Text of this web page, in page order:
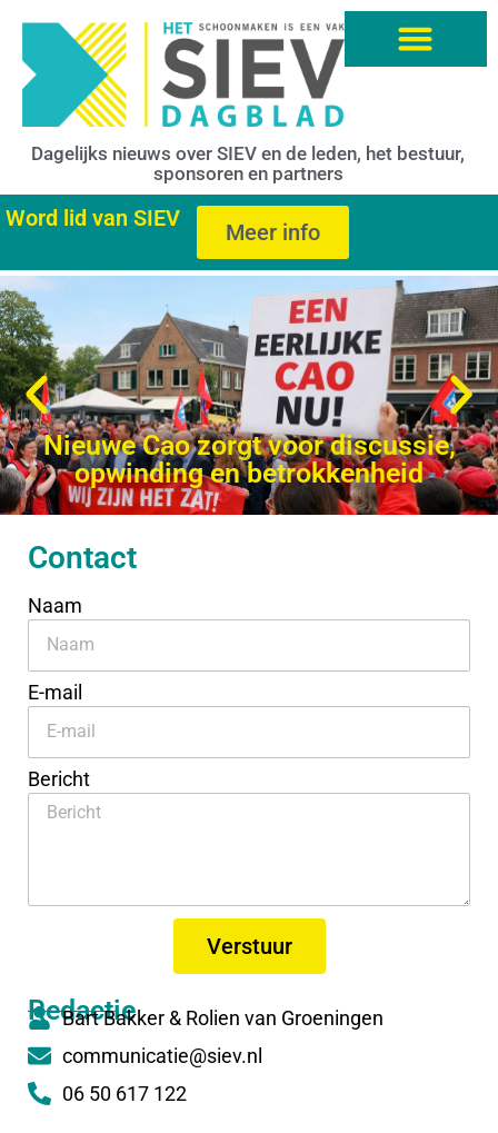
Dagelijks nieuws over SIEV en de leden, het bestuur,
sponsoren en partners
Word lid van SIEV
Meer info
Nieuwe Cao zorgt voor discussie,
opwinding en betrokkenheid
Contact
Naam
E-mail
Bericht
Verstuur
Redactie
Bart Bakker & Rolien van Groeningen
communicatie@siev.nl
06 50 617 122